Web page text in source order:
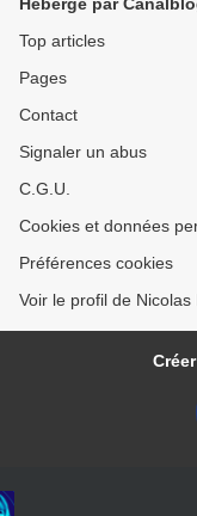
Top articles
Pages
Contact
Signaler un abus
C.G.U.
Cookies et données
Préférences cookies
Voir le profil de